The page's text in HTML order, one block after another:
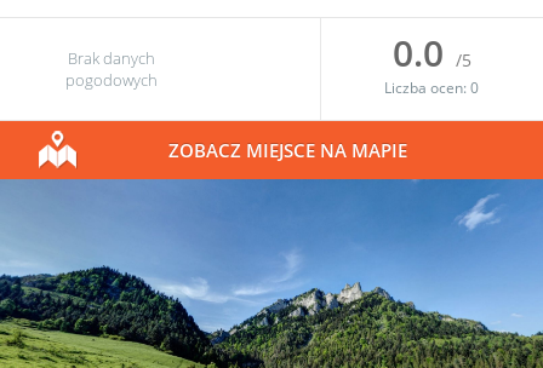
Brak danych
pogodowych
0.0 /5
Liczba ocen:0
ZOBACZ MIEJSCE NA MAPIE